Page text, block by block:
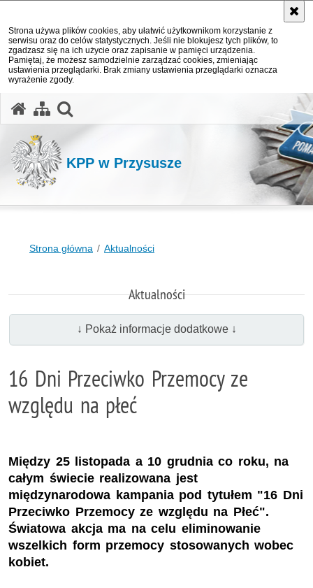
Strona używa plików cookies, aby ułatwić użytkownikom korzystanie z
serwisu oraz do celów statystycznych. Jeśli nie blokujesz tych plików, to
zgadzasz się na ich użycie oraz zapisanie w pamięci urządzenia.
Pamiętaj, że możesz samodzielnie zarządzać cookies, zmieniając
ustawienia przeglądarki. Brak zmiany ustawienia przeglądarki oznacza
wyrażenie zgody.
KPP w Przysusze
Strona główna Aktualności
Aktualności
↓ Pokaż informacje dodatkowe ↓
16 Dni Przeciwko Przemocy ze
względu na płeć
Między 25 listopada a 10 grudnia co roku, na
całym świecie realizowana jest
międzynarodowa kampania pod tytułem "16 Dni
Przeciwko Przemocy ze względu na Płeć".
Światowa akcja ma na celu eliminowanie
wszelkich form przemocy stosowanych wobec
kobiet.